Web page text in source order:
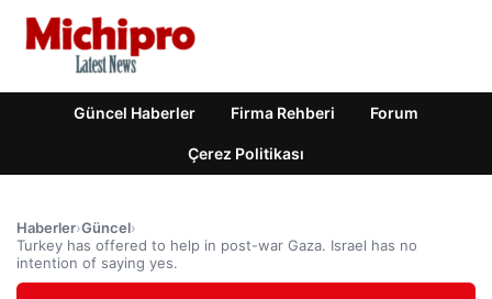
Güncel Haberler Firma Rehberi Forum
Çerez Politikası
Haberler›Güncel›
Turkey has offered to help in post-war Gaza. Israel has no
intention of saying yes.